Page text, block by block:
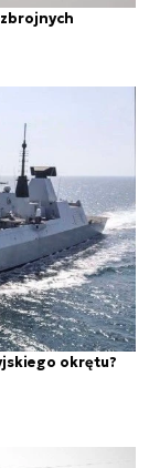
okrętu?